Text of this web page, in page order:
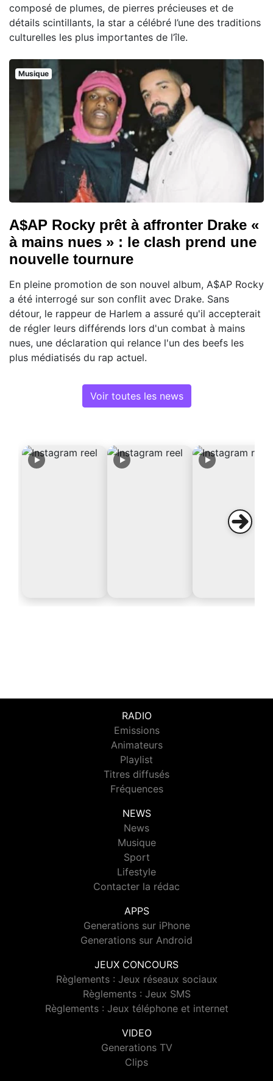
composé de plumes, de pierres précieuses et de
détails scintillants, la star a célébré l’une des traditions
culturelles les plus importantes de l’île.
Musique
A$AP Rocky prêt à affronter Drake «
à mains nues » : le clash prend une
nouvelle tournure
En pleine promotion de son nouvel album, A$AP Rocky
a été interrogé sur son conflit avec Drake. Sans
détour, le rappeur de Harlem a assuré qu'il accepterait
de régler leurs différends lors d'un combat à mains
nues, une déclaration qui relance l'un des beefs les
plus médiatisés du rap actuel.
Voir toutes les news
RADIO
Emissions
Animateurs
Playlist
Titres diffusés
Fréquences
NEWS
News
Musique
Sport
Lifestyle
Contacter la rédac
APPS
Generations sur iPhone
Generations sur Android
JEUX CONCOURS
Règlements : Jeux réseaux sociaux
Règlements : Jeux SMS
Règlements : Jeux téléphone et internet
VIDEO
Generations TV
Clips